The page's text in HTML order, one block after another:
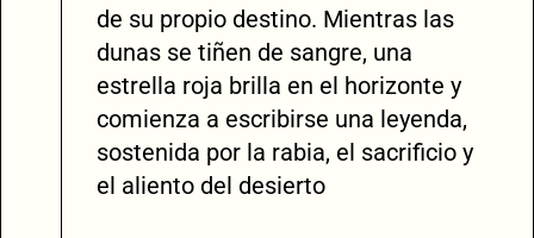
de su propio destino. Mientras las
dunas se tiñen de sangre, una
estrella roja brilla en el horizonte y
comienza a escribirse una leyenda,
sostenida por la rabia, el sacrificio y
el aliento del desierto